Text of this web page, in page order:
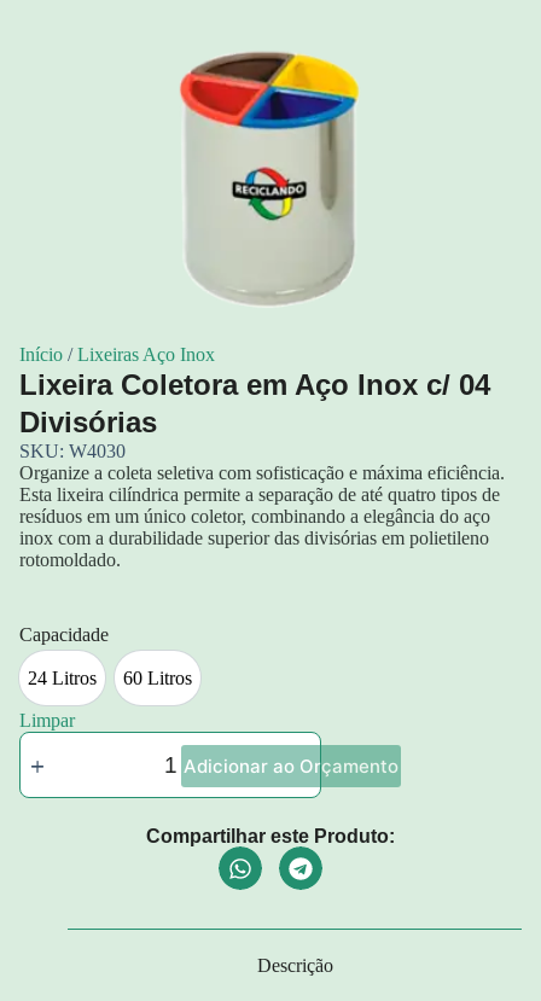
Início /Lixeiras Aço Inox
Lixeira Coletora em Aço Inox c/ 04
Divisórias
SKU: W4030
Organize a coleta seletiva com sofisticação e máxima eficiência.
Esta lixeira cilíndrica permite a separação de até quatro tipos de
resíduos em um único coletor, combinando a elegância do aço
inox com a durabilidade superior das divisórias em polietileno
rotomoldado.
Capacidade
24 Litros24 Litros60 Litros
60 Litros
Limpar
Adicionar ao Orçamento
Compartilhar este Produto:
Descrição